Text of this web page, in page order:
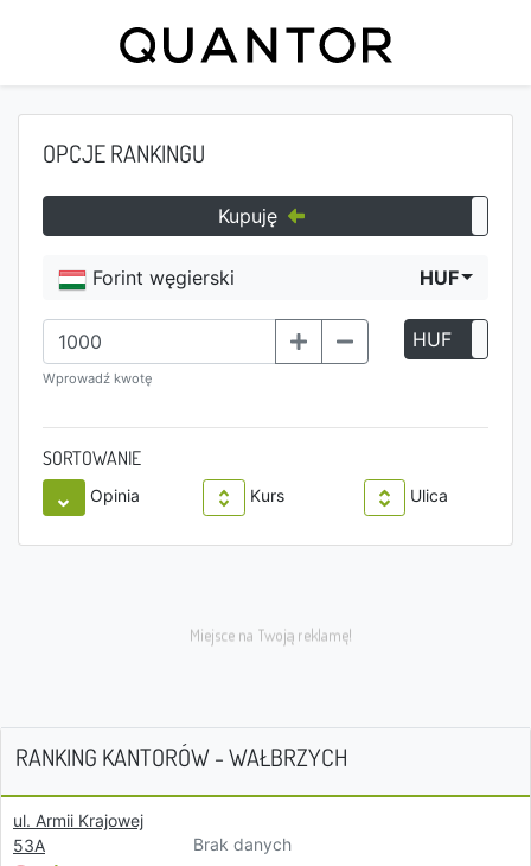
OPCJE RANKINGU
Kupuję
Forint węgierski HUF
Wprowadź kwotę
HUF
SORTOWANIE
Opinia Kurs Ulica
RANKING KANTORÓW - WAŁBRZYCH
ul. Armii Krajowej
53A
Brak danych